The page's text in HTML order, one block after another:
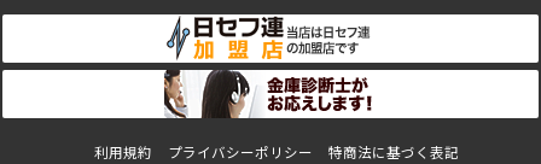
利用規約 プライバシーポリシー 特商法に基づく表記